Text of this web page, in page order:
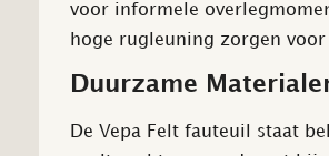
voor informele
hoge rugleuning zorgen
Duurzame
De Vepa Felt fauteuil staat